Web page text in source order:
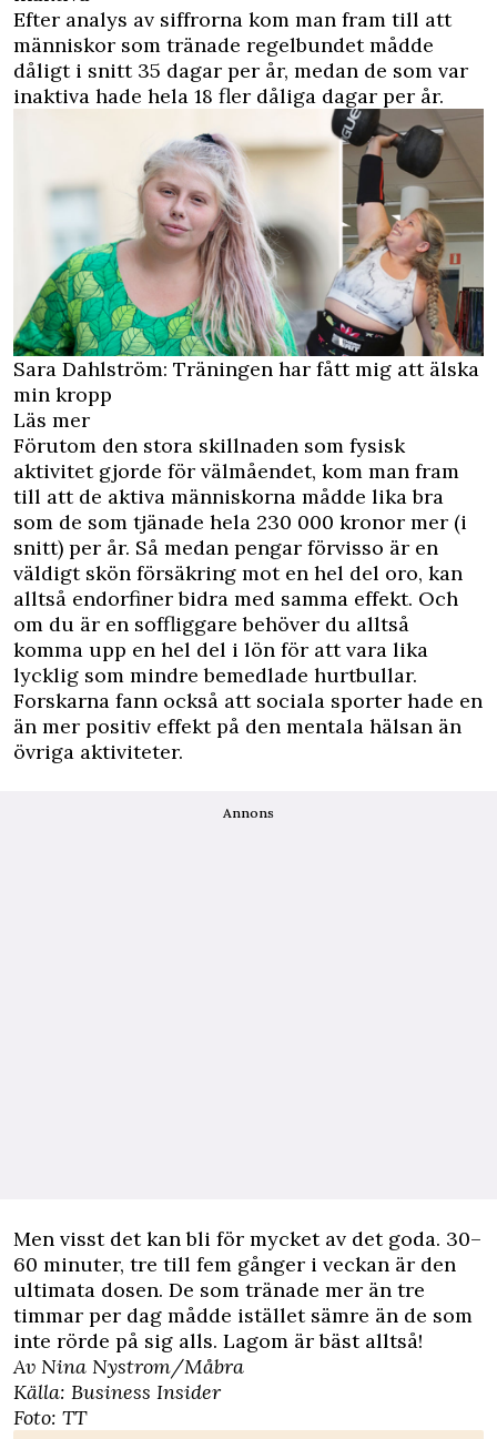
Efter analys av siffrorna kom man fram till att
människor som tränade regelbundet mådde
dåligt i snitt 35 dagar per år, medan de som var
inaktiva hade hela 18 fler dåliga dagar per år.
Sara Dahlström: Träningen har fått mig att älska
min kropp
Läs mer
Förutom den stora skillnaden som fysisk
aktivitet gjorde för välmåendet, kom man fram
till att de aktiva människorna mådde lika bra
som de som tjänade hela 230 000 kronor mer (i
snitt) per år. Så medan pengar förvisso är en
väldigt skön försäkring mot en hel del oro, kan
alltså endorfiner bidra med samma effekt. Och
om du är en soffliggare behöver du alltså
komma upp en hel del i lön för att vara lika
lycklig som mindre bemedlade hurtbullar.
Forskarna fann också att sociala sporter hade en
än mer positiv effekt på den mentala hälsan än
övriga aktiviteter.
Annons
Men visst det kan bli för mycket av det goda. 30–
60 minuter, tre till fem gånger i veckan är den
ultimata dosen. De som tränade mer än tre
timmar per dag mådde istället sämre än de som
inte rörde på sig alls. Lagom är bäst alltså!
Av Nina Nystrom/Måbra
Källa: Business Insider
Foto: TT